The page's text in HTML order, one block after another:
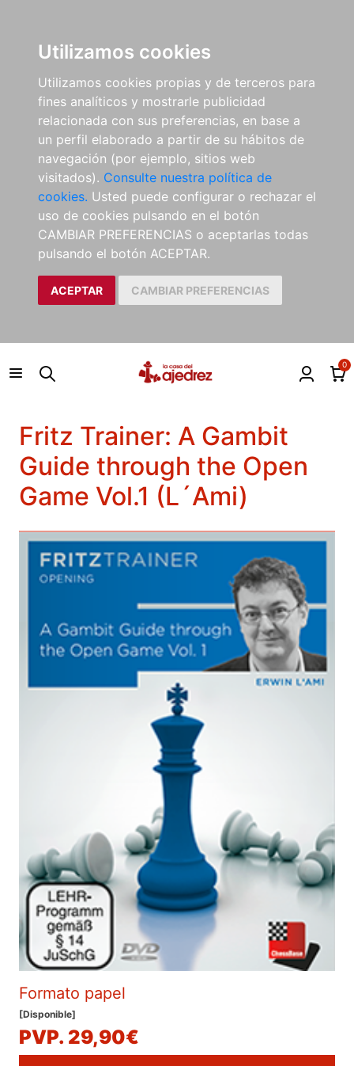
Utilizamos cookies
Utilizamos cookies propias y de terceros para
fines analíticos y mostrarle publicidad
relacionada con sus preferencias, en base a
un perfil elaborado a partir de su hábitos de
navegación (por ejemplo, sitios web
visitados). Consulte nuestra política de
cookies. Usted puede configurar o rechazar el
uso de cookies pulsando en el botón
CAMBIAR PREFERENCIAS o aceptarlas todas
pulsando el botón ACEPTAR.
ACEPTAR CAMBIAR PREFERENCIAS
0
Fritz Trainer: A Gambit
Guide through the Open
Game Vol.1 (L´Ami)
Formato papel
[Disponible]
PVP. 29,90€